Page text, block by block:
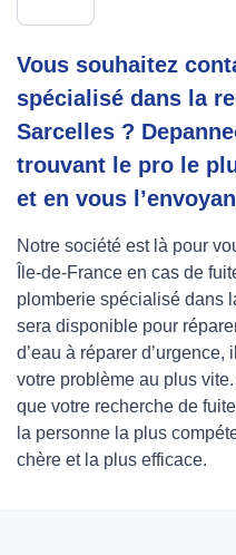
Vous souhaitez
spécialisé dans la
Sarcelles ?
trouvant le pro le
et en vous
Notre société est là pour
Île-de-France en cas de
plomberie spécialisé dans
sera disponible pour
d’eau à réparer
votre problème au plus
que votre recherche de
la personne la plus
chère et la plus efficace.